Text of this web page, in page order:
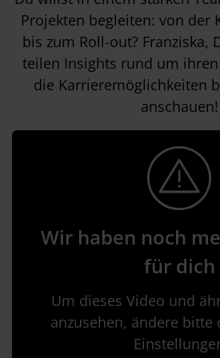
Projekten begleiten: von der
bis zum Roll-out? Franziska,
teilen Insights rund um
die Karrieremöglichkeiten
anschauen!
Wir haben noch
für dich
Um dieses Video und
anzusehen, ändere bitte